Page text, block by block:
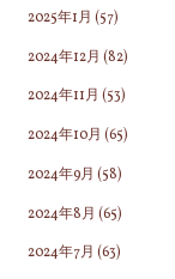
2025年1月 (57)
2024年12月 (82)
2024年11月 (53)
2024年10月 (65)
2024年9月 (58)
2024年8月 (65)
2024年7月 (63)